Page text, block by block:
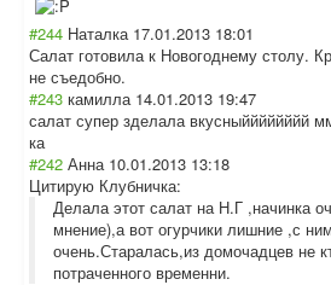
#244 Наталка 17.01.2013 18:01
Салат готовила к Новогоднему столу.
не съедобно.
#243 камилла 14.01.2013 19:47
салат супер зделала
ка
#242 Анна 10.01.2013 13:18
Цитирую Клубничка:
Делала этот салат на Н.Г ,начинка
мнение),а вот огурчики лишние ,с
очень.Старалась,из домочадцев не
потраченного временни.